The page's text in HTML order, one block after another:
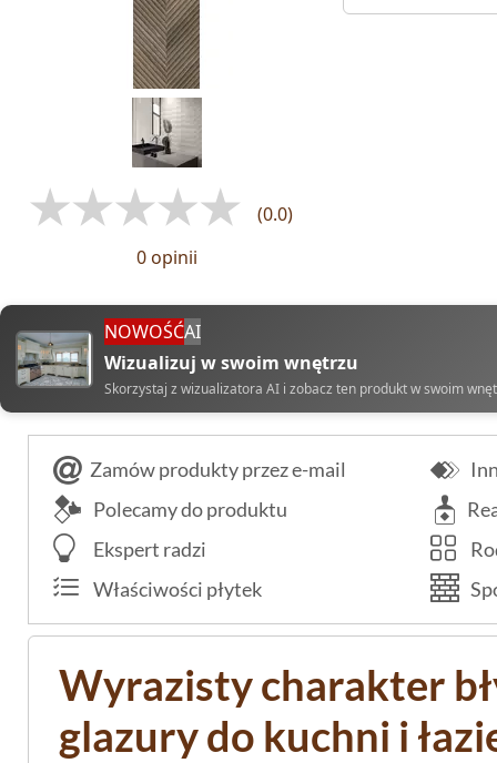
(0.0)
0 opinii
NOWOŚĆAI
Wizualizuj w swoim wnętrzu
Skorzystaj z wizualizatora AI i zobacz ten produkt w swoim
Zamów produkty przez e-mail
Polecamy do produktu
Ekspert radzi
Właściwości płytek
Wyrazisty charakter
glazury do kuchni i